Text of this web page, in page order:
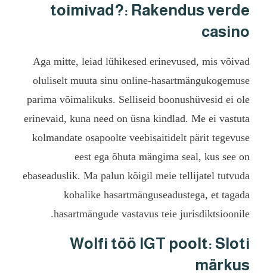
toimivad?:
Aga mitte, leiad
oluliselt muuta sinu
parima võimalikuks.
erinevaid, kuna need on
kolmandate osapoolte
eest ega
ebaseaduslik. Ma palun
kohalike
hasartmängude
Wolfi